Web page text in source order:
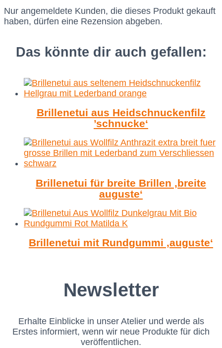
Nur angemeldete Kunden, die dieses Produkt gekauft
haben, dürfen eine Rezension abgeben.
Das könnte dir auch gefallen:
Brillenetui aus Heidschnuckenfilz
’schnucke‘
Brillenetui für breite Brillen ‚breite
auguste‘
Brillenetui mit Rundgummi ‚auguste‘
Newsletter
Erhalte Einblicke in unser Atelier und werde als
Erstes informiert, wenn wir neue Produkte für dich
veröffentlichen.